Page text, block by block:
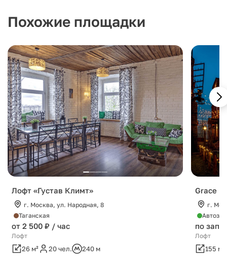
Похожие площадки
Лофт «Густав Климт»
г. Москва, ул. Народная, 8
Таганская
от 2 500 ₽ / час
Лофт
26 м² 20 чел. 240 м
Grace
г.
по
Лофт
155 м²